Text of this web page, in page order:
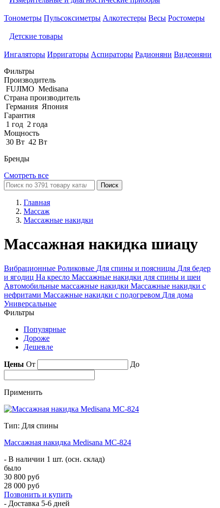
Тонометры Пульсоксиметры Алкотестеры Весы Ростомеры
Детские товары
Ингаляторы Ирригаторы Аспираторы Радионяни Видеоняни
Фильтры
Производитель
FUJIMO Medisana
Страна производитель
Германия Япония
Гарантия
1 год 2 года
Мощность
30 Вт 42 Вт
Бренды
Смотреть все
Поиск
Главная
Массаж
Массажные накидки
Массажная накидка шиацу
Вибрационные Роликовые Для спины и поясницы Для бедер
и ягодиц На кресло Массажные накидки для спины и шеи
Автомобильные массажные накидки Массажные накидки с
нефритами Массажные накидки с подогревом Для дома
Универсальные
Фильтры
Популярные
Дороже
Дешевле
Цены От До
Применить
Тип: Для спины
Массажная накидка Medisana MC-824
- В наличии 1 шт. (осн. склад)
было
30 800 руб
28 000 руб
Позвонить и купить
- Доставка 5-6 дней